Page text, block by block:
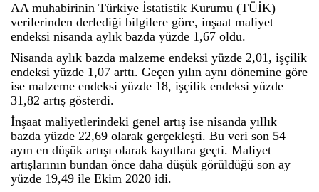
AA muhabirinin Türkiye İstatistik Kurumu (TÜİK)
verilerinden derlediği bilgilere göre, inşaat maliyet
endeksi nisanda aylık bazda yüzde 1,67 oldu.
Nisanda aylık bazda malzeme endeksi yüzde 2,01, işçilik
endeksi yüzde 1,07 arttı. Geçen yılın aynı dönemine göre
ise malzeme endeksi yüzde 18, işçilik endeksi yüzde
31,82 artış gösterdi.
İnşaat maliyetlerindeki genel artış ise nisanda yıllık
bazda yüzde 22,69 olarak gerçekleşti. Bu veri son 54
ayın en düşük artışı olarak kayıtlara geçti. Maliyet
artışlarının bundan önce daha düşük görüldüğü son ay
yüzde 19,49 ile Ekim 2020 idi.